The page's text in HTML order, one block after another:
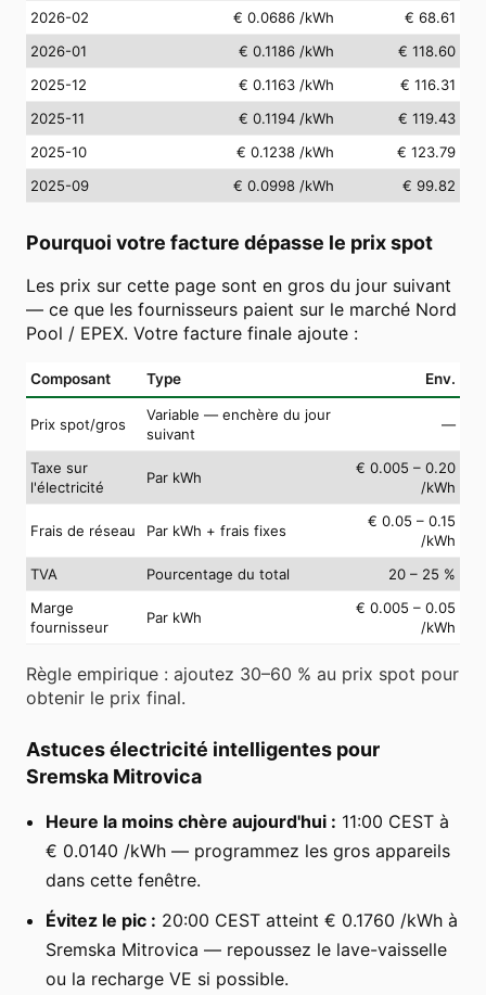
2026-02
€ 0.0686 /kWh
€ 68.61
2026-01
€ 0.1186 /kWh
€ 118.60
2025-12
€ 0.1163 /kWh
€ 116.31
2025-11
€ 0.1194 /kWh
€ 119.43
2025-10
€ 0.1238 /kWh
€ 123.79
2025-09
€ 0.0998 /kWh € 99.82
Pourquoi votre facture dépasse le prix spot
Les prix sur cette page sont en gros du jour suivant
— ce que les fournisseurs paient sur le marché Nord
Pool / EPEX. Votre facture finale ajoute :
Composant Type Env.
Prix spot/gros
Variable — enchère du jour
suivant
—
Taxe sur
l'électricité
Par kWh
€ 0.005 – 0.20
/kWh
Frais de réseau Par kWh + frais fixes
€ 0.05 – 0.15
/kWh
TVA
Pourcentage du total
20 – 25 %
Marge
fournisseur
Par kWh
€ 0.005 – 0.05
/kWh
Règle empirique : ajoutez 30–60 % au prix spot pour
obtenir le prix final.
Astuces électricité intelligentes pour
Sremska Mitrovica
Heure la moins chère aujourd'hui : 11:00 CEST à
€ 0.0140 /kWh — programmez les gros appareils
dans cette fenêtre.
Évitez le pic : 20:00 CEST atteint € 0.1760 /kWh à
Sremska Mitrovica — repoussez le lave-vaisselle
ou la recharge VE si possible.